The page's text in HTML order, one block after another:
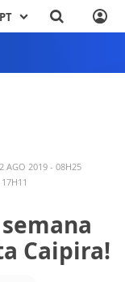
PT
AGO 2019 - 08H25
Caipira!